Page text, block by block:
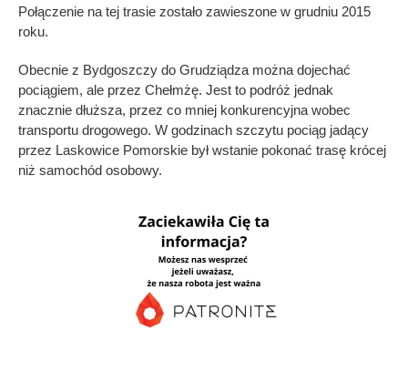
Połączenie na tej trasie zostało zawieszone w grudniu 2015
roku.
Obecnie z Bydgoszczy do Grudziądza można dojechać
pociągiem, ale przez Chełmżę. Jest to podróż jednak
znacznie dłuższa, przez co mniej konkurencyjna wobec
transportu drogowego. W godzinach szczytu pociąg jadący
przez Laskowice Pomorskie był wstanie pokonać trasę krócej
niż samochód osobowy.